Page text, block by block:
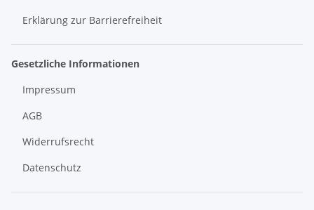
Erklärung zur Barrierefreiheit
Gesetzliche Informationen
Impressum
AGB
Widerrufsrecht
Datenschutz